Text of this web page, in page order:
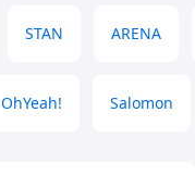
STAN ARENA
OhYeah! Salomon